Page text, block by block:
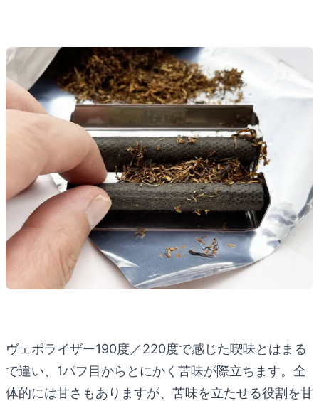
ヴェポライザー190度／220度で感じた喫味とはまる
で違い、1パフ目からとにかく苦味が際立ちます。全
体的には甘さもありますが、苦味を立たせる役割を甘